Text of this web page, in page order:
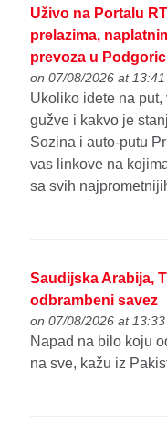
Uživo na Portalu
prelazima,
prevoza u
on 07/08/2026 at 13:41
Ukoliko idete na
gužve i kakvo je
Sozina i auto-putu
vas linkove na
sa svih
Saudijska Arabija,
odbrambeni savez
on 07/08/2026 at 13:33
Napad na bilo koju
na sve, kažu iz